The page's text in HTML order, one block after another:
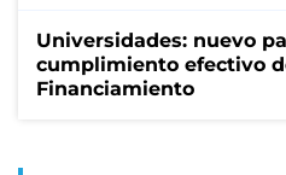
Universidades: nuevo
cumplimiento efectivo
Financiamiento